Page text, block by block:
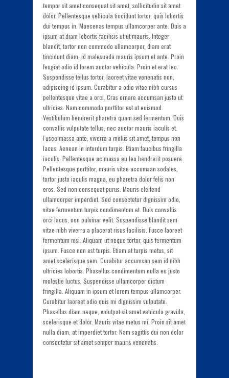
tempor sit amet consequat sit amet, sollicitudin sit amet
dolor. Pellentesque vehicula tincidunt tortor, quis lobortis
dui tempus in. Maecenas tempus ullamcorper ante. Duis a
ipsum at diam lobortis facilisis ut ut mauris. Integer
blandit, tortor non commodo ullamcorper, diam erat
tincidunt diam, id malesuada mauris ipsum et ante. Proin
feugiat odio id lorem auctor vehicula. Proin et erat leo.
Suspendisse tellus tortor, laoreet vitae venenatis non,
adipiscing id ipsum. Curabitur a odio vitae nibh cursus
pellentesque vitae a orci. Cras ornare accumsan justo ut
ultricies. Nam commodo porttitor est ut euismod.
Vestibulum hendrerit pharetra quam sed fermentum. Duis
convallis vulputate tellus, nec auctor mauris iaculis et.
Fusce massa ante, viverra a mollis sit amet, tempus non
lacus. Aenean in interdum turpis. Etiam faucibus fringilla
iaculis. Pellentesque ac massa eu leo hendrerit posuere.
Pellentesque porttitor, mauris vitae accumsan sodales,
tortor justo iaculis magna, eu pharetra dolor felis non
eros. Sed non consequat purus. Mauris eleifend
ullamcorper imperdiet. Sed consectetur dignissim odio,
vitae fermentum turpis condimentum et. Duis convallis
orci lacus, non pulvinar velit. Suspendisse blandit sem
vitae nibh viverra a placerat risus facilisis. Fusce laoreet
fermentum nisi. Aliquam ut neque tortor, quis fermentum
ipsum. Fusce non est turpis. Etiam at turpis metus, sit
amet scelerisque sem. Curabitur accumsan sem id nibh
ultricies lobortis. Phasellus condimentum nulla eu justo
molestie luctus. Suspendisse ullamcorper dictum
fringilla. Aliquam in ipsum et lorem tempus ullamcorper.
Curabitur laoreet odio quis mi dignissim vulputate.
Phasellus diam neque, volutpat sit amet vehicula gravida,
scelerisque et dolor. Mauris vitae metus mi. Proin sit amet
nulla diam, at imperdiet tortor. Nam sagittis dui non dolor
consectetur sit amet semper mauris venenatis.